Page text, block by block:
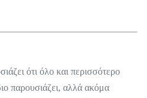
ότι όλο και περισσότερο
παρουσιάζει, αλλά ακόμα